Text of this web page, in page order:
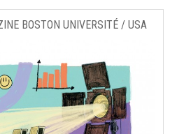
BOSTON UNIVERSITÉ / USA